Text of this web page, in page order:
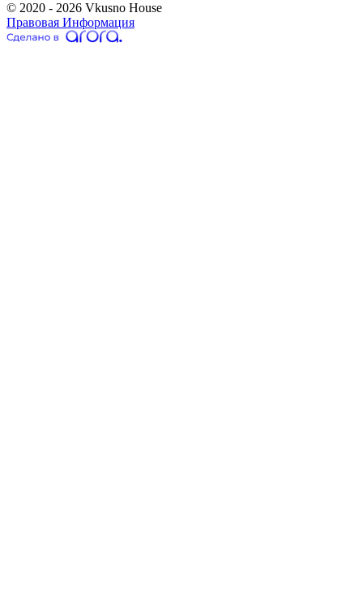
© 2020 - 2026 Vkusno House
Правовая Информация